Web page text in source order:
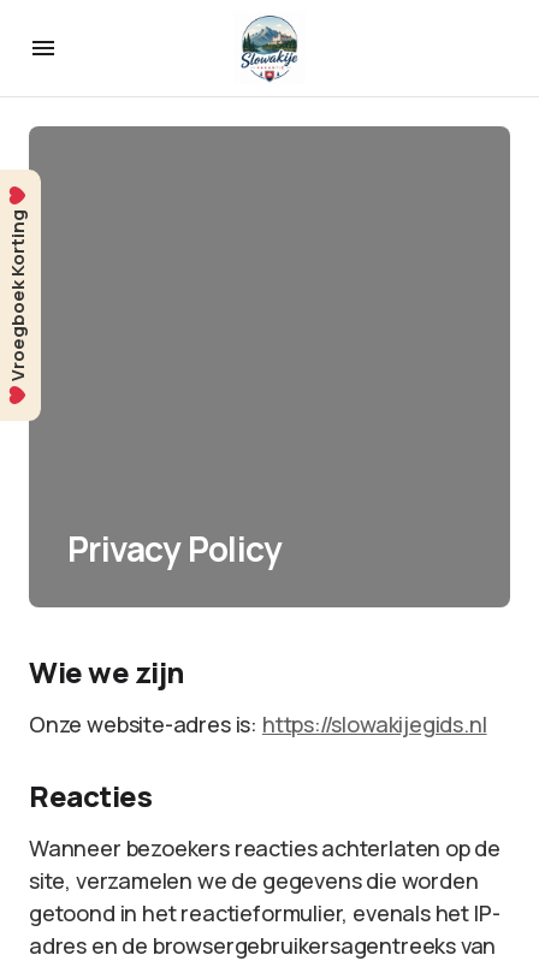
Privacy Policy
Wie we zijn
Onze website-adres is: https://slowakijegids.nl
Reacties
Wanneer bezoekers reacties achterlaten op de
site, verzamelen we de gegevens die worden
getoond in het reactieformulier, evenals het IP-
adres en de browsergebruikersagentreeks van
Vroegboek Korting